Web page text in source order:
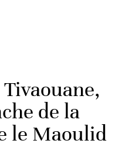
de la
le Maoulid